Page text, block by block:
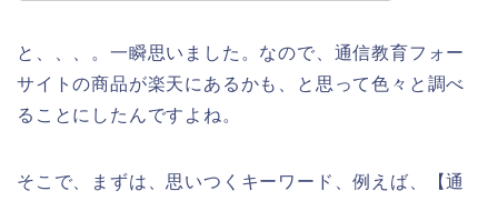
と、、、。一瞬思いました。なので、通信教育フォー
サイトの商品が楽天にあるかも、と思って色々と調べ
ることにしたんですよね。
そこで、まずは、思いつくキーワード、例えば、【通